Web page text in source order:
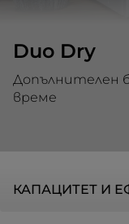
Duo Dry
Допълнителен
време
КАПАЦИТЕТ И